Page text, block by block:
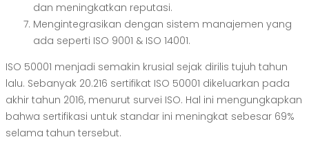
dan meningkatkan reputasi.
Mengintegrasikan dengan sistem manajemen yang
ada seperti ISO 9001 & ISO 14001.
ISO 50001 menjadi semakin krusial sejak dirilis tujuh tahun
lalu. Sebanyak 20.216 sertifikat ISO 50001 dikeluarkan pada
akhir tahun 2016, menurut survei ISO. Hal ini mengungkapkan
bahwa sertifikasi untuk standar ini meningkat sebesar 69%
selama tahun tersebut.